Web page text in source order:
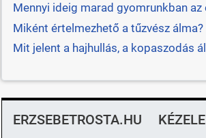
Mennyi ideig marad gyomrunkban az
Miként értelmezhető a tűzvész álma?
Mit jelent a hajhullás, a kopaszodás
ERZSEBETROSTA.HU